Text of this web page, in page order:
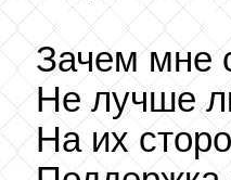
Зачем мне
Не лучше
На их